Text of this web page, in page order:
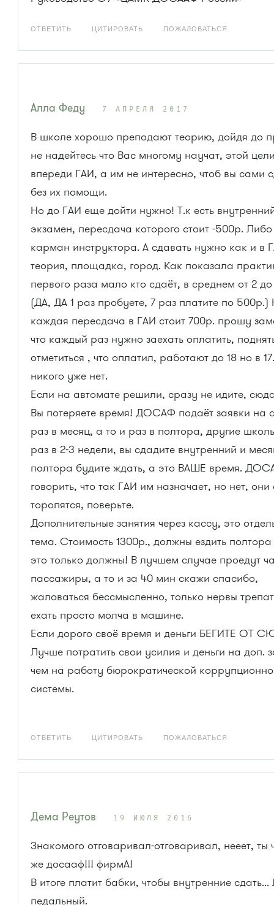
ОТВЕТИТЬ ЦИТИРОВАТЬ ПОЖАЛОВАТЬСЯ
Алла Феду 7 АПРЕЛЯ 2017
В школе хорошо преподают теорию, дойдя до
не надейтесь что Вас многому научат, этой
впереди ГАИ, а им не интересно, чтоб вы сами
без их помощи.
Но до ГАИ еще дойти нужно! Т.к есть
экзамен, пересдача которого стоит -500р.
карман инструктора. А сдавать нужно как и в
теория, площадка, город. Как показала
первого раза мало кто сдаёт, в среднем от 2
(ДА, ДА 1 раз пробуете, 7 раз платите по 500р.)
каждая пересдача в ГАИ стоит 700р. прошу
что каждый раз нужно заехать оплатить,
отметиться , что оплатил, работают до 18 но в
никого уже нет.
Если на автомате решили, сразу не идите,
Вы потеряете время! ДОСАФ подаёт заявки на
раз в месяц, а то и раз в полтора, другие
раз в 2-3 недели, вы сдадите внутренний и
полтора будите ждать, а это ВАШЕ время.
говорить, что так ГАИ им назначает, но нет,
торопятся, поверьте.
Дополнительные занятия через кассу, это
тема. Стоимость 1300р., должны ездить
это только должны! В лучшем случае проедут
пассажиры, а то и за 40 мин скажи спасибо,
жаловаться бессмысленно, только нервы
ехать просто молча в машине.
Если дорого своё время и деньги БЕГИТЕ ОТ
Лучше потратить свои усилия и деньги на доп.
чем на работу бюрократической
системы.
ОТВЕТИТЬ ЦИТИРОВАТЬ ПОЖАЛОВАТЬСЯ
Дема Реутов 19 ИЮЛЯ 2016
Знакомого отговаривал-отговаривал, нееет, ты
же досааф!!! фирмА!
В итоге платит бабки, чтобы внутренние сдать...
педальный.